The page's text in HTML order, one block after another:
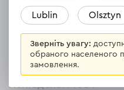
Опис
Мастило Dnipro-
молібденом 100 г
Lublin Olsztyn
Зверніть увагу:
обраного населеного
замовлення.